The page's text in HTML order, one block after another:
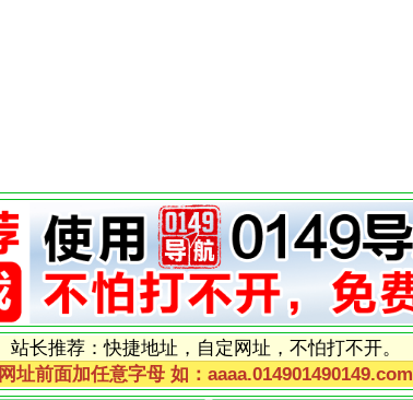
站长推荐：快捷地址，自定网址，不怕打不开。
网址前面加任意字母 如：aaaa.014901490149.com